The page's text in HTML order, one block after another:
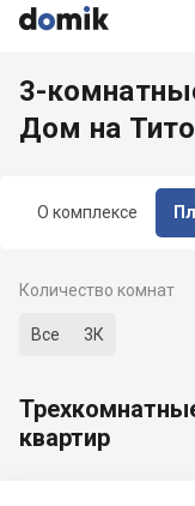



О комплексе
3-
Дом на
Количество комнат
Все 3К
квартир